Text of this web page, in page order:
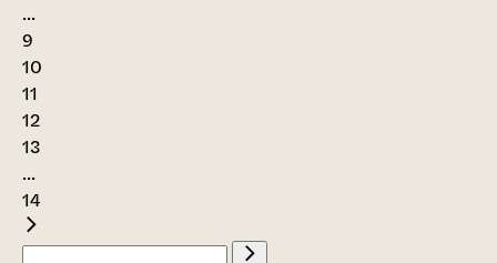
...
9
10
11
12
13
...
14